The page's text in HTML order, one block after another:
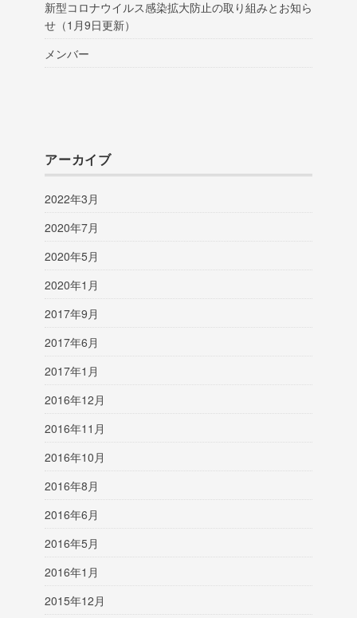
新型コロナウイルス感染拡大防止の取り組みとお知ら
せ（1月9日更新）
メンバー
アーカイブ
2022年3月
2020年7月
2020年5月
2020年1月
2017年9月
2017年6月
2017年1月
2016年12月
2016年11月
2016年10月
2016年8月
2016年6月
2016年5月
2016年1月
2015年12月